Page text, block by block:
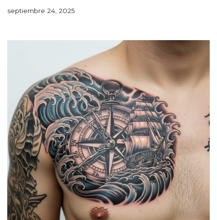
septiembre 24, 2025